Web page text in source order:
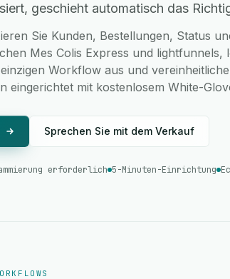
geschieht automatisch das
Sie Kunden, Bestellungen, Status
Mes Colis Express und lightfunnels,
Workflow aus und
eingerichtet mit kostenlosem White-
Sprechen Sie mit dem Verkauf
erforderlich 5-Minuten-Einrichtung